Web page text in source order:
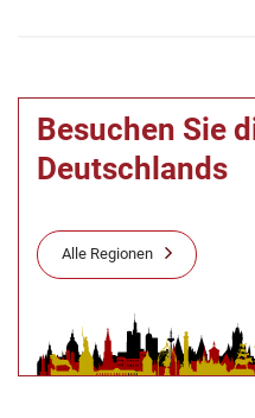
Besuchen Sie
Deutschlands
Alle Regionen